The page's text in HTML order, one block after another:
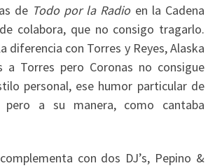
de Todo por la Radioen la Cadena
colabora, que no consigo tragarlo.
diferencia con Torres y Reyes, Alaska
a Torres pero Coronas no consigue
personal, ese humor particular de
pero a su manera, como cantaba
con dos DJ’s, Pepino &